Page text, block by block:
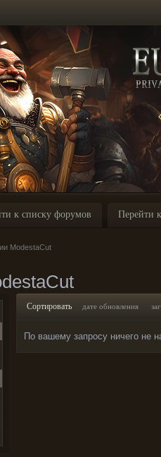
к списку форумов Перейти
ModestaCut
Сортировать дате обновления
По вашему запросу ничего не